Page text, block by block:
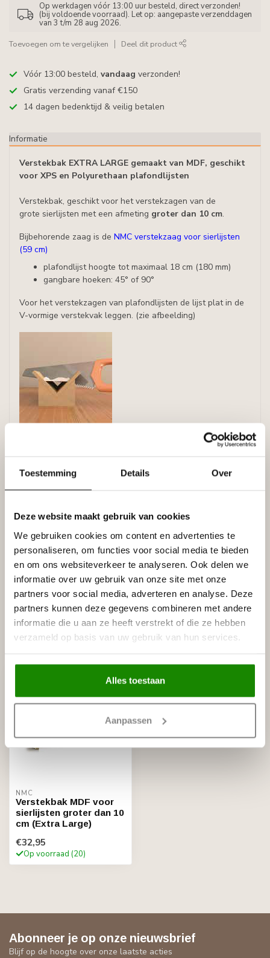
Toestemming Details Over
Deze website maakt gebruik van cookies
We gebruiken cookies om content en advertenties te
personaliseren, om functies voor social media te bieden
en om ons websiteverkeer te analyseren. Ook delen we
informatie over uw gebruik van onze site met onze
partners voor social media, adverteren en analyse. Deze
partners kunnen deze gegevens combineren met andere
informatie die u aan ze heeft verstrekt of die ze hebben
verzameld op basis van uw gebruik van hun services.
Alles toestaan
Aanpassen
Op werkdagen vóór 13:00 uur besteld, direct verzonden!
(bij voldoende voorraad). Let op: aangepaste verzenddagen
van 3 t/m 28 aug 2026.
Toevoegen om te vergelijken Deel dit product
Vóór 13:00 besteld, vandaag verzonden!
Gratis verzending vanaf €150
14 dagen bedenktijd & veilig betalen
Informatie
Verstekbak EXTRA LARGE gemaakt van MDF, geschikt
voor XPS en Polyurethaan plafondlijsten
Verstekbak, geschikt voor het verstekzagen van de
grote sierlijsten met een afmeting groter dan 10 cm.
Bijbehorende zaag is de NMC verstekzaag voor sierlijsten
(59 cm)
plafondlijst hoogte tot maximaal 18 cm (180 mm)
gangbare hoeken: 45° of 90°
Voor het verstekzagen van plafondlijsten de lijst plat in de
V-vormige verstekvak leggen. (zie afbeelding)
Leverancier
Reviews
Gerelateerde producten
NMC polystyreenzaag voor
sierlijsten (PS zaag)
Op voorraad
€19,95
NMC
Verstekbak MDF voor
sierlijsten groter dan 10
cm (Extra Large)
€32,95
Op voorraad (20)
Abonneer je op onze nieuwsbrief
Blijf op de hoogte over onze laatste acties